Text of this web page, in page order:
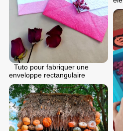
Tuto pour fabriquer une
enveloppe rectangulaire